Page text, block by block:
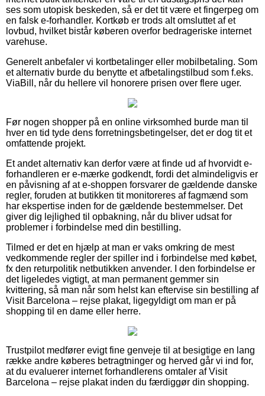
ses som utopisk beskeden, så er det tit være et fingerpeg om
en falsk e-forhandler. Kortkøb er trods alt omsluttet af et
lovbud, hvilket bistår køberen overfor bedrageriske internet
varehuse.
Generelt anbefaler vi kortbetalinger eller mobilbetaling. Som
et alternativ burde du benytte et afbetalingstilbud som f.eks.
ViaBill, når du hellere vil honorere prisen over flere uger.
Før nogen shopper på en online virksomhed burde man til
hver en tid tyde dens forretningsbetingelser, det er dog tit et
omfattende projekt.
Et andet alternativ kan derfor være at finde ud af hvorvidt e-
forhandleren er e-mærke godkendt, fordi det almindeligvis er
en påvisning af at e-shoppen forsvarer de gældende danske
regler, foruden at butikken tit monitoreres af fagmænd som
har ekspertise inden for de gældende bestemmelser. Det
giver dig lejlighed til opbakning, når du bliver udsat for
problemer i forbindelse med din bestilling.
Tilmed er det en hjælp at man er vaks omkring de mest
vedkommende regler der spiller ind i forbindelse med købet,
fx den returpolitik netbutikken anvender. I den forbindelse er
det ligeledes vigtigt, at man permanent gemmer sin
kvittering, så man når som helst kan eftervise sin bestilling af
Visit Barcelona – rejse plakat, ligegyldigt om man er på
shopping til en dame eller herre.
Trustpilot medfører evigt fine genveje til at besigtige en lang
række andre køberes betragtninger og herved går vi ind for,
at du evaluerer internet forhandlerens omtaler af Visit
Barcelona – rejse plakat inden du færdiggør din shopping.